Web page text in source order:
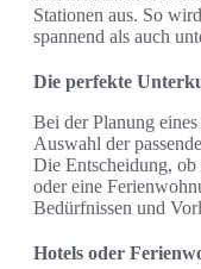
Stationen aus. So
spannend als auch
Die perfekte
Bei der Planung
Auswahl der
Die Entscheidung,
oder eine
Bedürfnissen und
Hotels oder